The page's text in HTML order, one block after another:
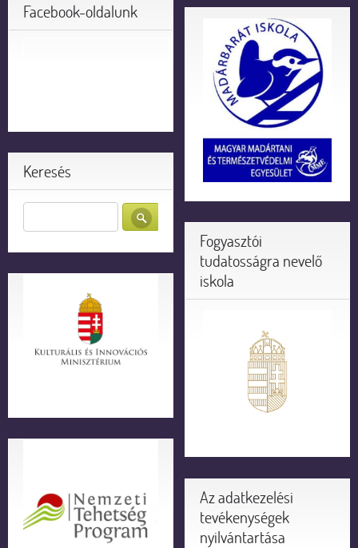
Facebook-oldalunk
Keresés
Fogyasztói
tudatosságra nevelő
iskola
Az adatkezelési
tevékenységek
nyilvántartása